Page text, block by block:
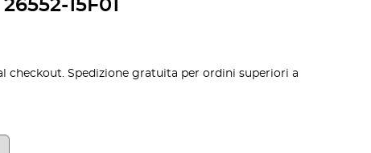
15F01
checkout. Spedizione gratuita per ordini superiori a